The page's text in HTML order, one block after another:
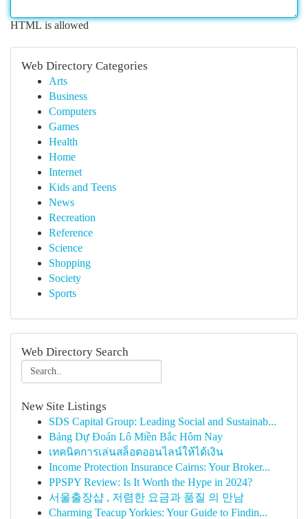
HTML is allowed
Web Directory Categories
Arts
Business
Computers
Games
Health
Home
Internet
Kids and Teens
News
Recreation
Reference
Science
Shopping
Society
Sports
Web Directory Search
New Site Listings
SDS Capital Group: Leading Social and Sustainab...
Bảng Dự Đoán Lô Miền Bắc Hôm Nay
เทคนิคการเล่นสล็อตออนไลน์ให้ได้เงิน
Income Protection Insurance Cairns: Your Broker...
PPSPY Review: Is It Worth the Hype in 2024?
서울출장샵 , 저렴한 요금과 품질 의 만남
Charming Teacup Yorkies: Your Guide to Findin...